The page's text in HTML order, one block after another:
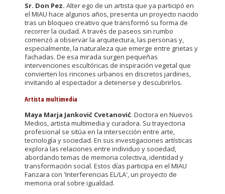
Sr. Don Pez. Alter ego de un artista que ya participó en
el MIAU hace algunos años, presenta un proyecto nacido
tras un bloqueo creativo que transformó su forma de
recorrer la ciudad. A través de paseos sin rumbo
comenzó a observar la arquitectura, las personas y,
especialmente, la naturaleza que emerge entre grietas y
fachadas. De esa mirada surgen pequeñas
intervenciones escultóricas de inspiración vegetal que
convierten los rincones urbanos en discretos jardines,
invitando al espectador a detenerse y descubrirlos.
Artista multimedia
Maya Marja Janković Cvetanović. Doctora en Nuevos
Medios, artista multimedia y curadora. Su trayectoria
profesional se sitúa en la intersección entre arte,
tecnología y sociedad. En sus investigaciones artísticas
explora las relaciones entre individuo y sociedad,
abordando temas de memoria colectiva, identidad y
transformación social. Estos días participa en el MIAU
Fanzara con 'Interferencias EL/LA', un proyecto de
memoria oral sobre igualdad.